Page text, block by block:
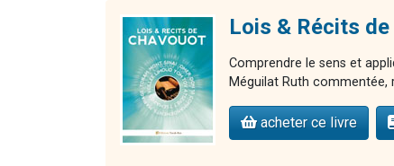
Lois & Récits de
Comprendre le sens et
Méguilat Ruth commentée,
acheter ce livre